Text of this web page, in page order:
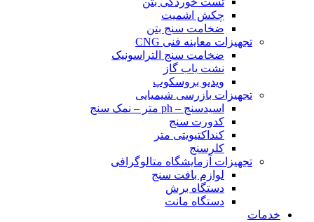
چکش اشمیت
ضخامت سنج بتن
تجهیزات معاینه فنی CNG
ضخامت سنج التراسونیک
نشت یاب گاز
ویدیو بروسکوپ
تجهیزات بازرسی شیمیایی
اسیدسنج – ph متر – نمک سنج
کدورت سنج
کنداکتیویتی متر
کلرسنج
تجهیزات آزمایشگاه متالوگرافی
لوازم بافت سنج
دستگاه برش
دستگاه مانت
خدمات